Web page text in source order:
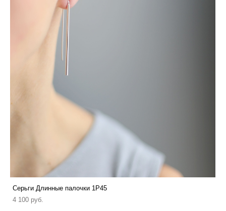
Серьги Длинные палочки 1P45
4 100 pуб.